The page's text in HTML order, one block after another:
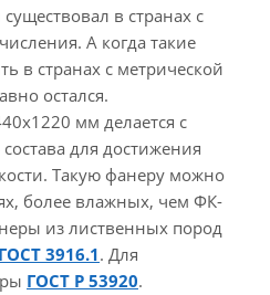
в странах с
А когда такие
в странах с метрической
остался.
мм делается с
для достижения
Такую фанеру можно
более влажных, чем ФК-
из лиственных пород
ГОСТ 3916.1. Для
ГОСТ Р 53920.